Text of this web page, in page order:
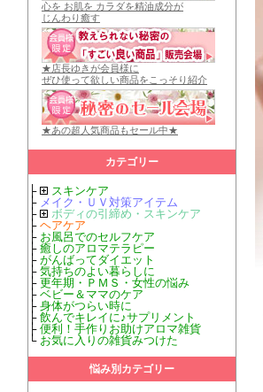
心を お肌を カラダを精油成分が
じんわり癒す
★店長ゆきが会員様に
ぜひ使って欲しい商品をこっそり紹介
★あの超人気商品もセール中★
カテゴリー
├
スキンケア
├ メイク・ＵＶ対策アイテム
├
ボディの引締め・スキンケア
├ ヘアケア
├ お風呂でのセルフケア
├ 癒しのアロマテラピー
├ がんばってダイエット
├ 気持ちのよい暮らしに
├ 更年期・ＰＭＳ・女性の悩み
├ ベビー＆ママのケア
├ 身体がつらい時に
├ 飲んでキレイに♪サプリメント
├ 便利！手作りお助けアロマ雑貨
└ お気に入りの雑貨みつけた
悩み別カテゴリー